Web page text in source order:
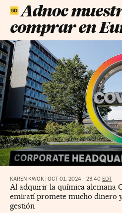
Adnoc
comprar en
KAREN KWOK | OCT 01, 2024 - 23:40 EDT
Al adquirir la química alemana
emiratí promete mucho dinero
gestión